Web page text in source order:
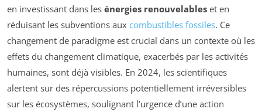
en investissant dans les énergies renouvelables et en
réduisant les subventions aux combustibles fossiles. Ce
changement de paradigme est crucial dans un contexte où les
effets du changement climatique, exacerbés par les activités
humaines, sont déjà visibles. En 2024, les scientifiques
alertent sur des répercussions potentiellement irréversibles
sur les écosystèmes, soulignant l’urgence d’une action